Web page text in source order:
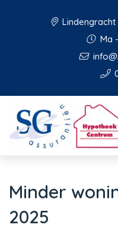
Lindengracht
Ma
Minder
2025